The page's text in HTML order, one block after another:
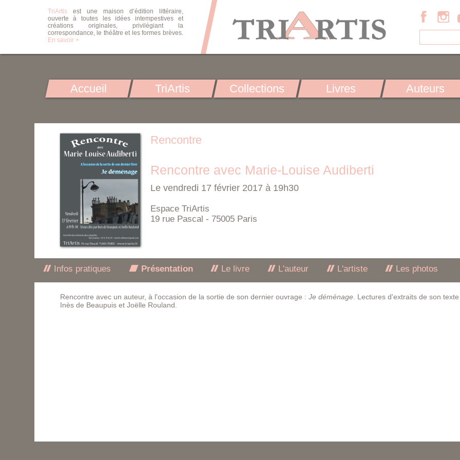
TriArtisest une maison d’édition littéraire,
ouverte à toutes les idées intempestives et
créations originales, privilégiant la
correspondance, le théâtre et les formes brèves.
En savoir +
Accueil TriArtis Collections Livres Auteurs
Rencontre
Rencontre avec Marie-Louise Audiberti
Le vendredi 17 février 2017 à 19h30
Espace TriArtis
19 rue Pascal - 75005 Paris
Infos pratiques Présentation Le livre L'auteur L'artiste Les photos
Rencontre avec un auteur, à l'occasion de la sortie de son dernier ouvrage :Je déménage . Lectures d'extraits de son
Inès de Beaupuis et Joëlle Rouland.